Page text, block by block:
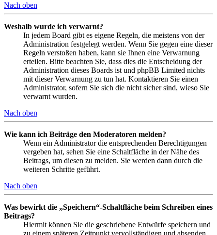
Nach oben
Weshalb wurde ich verwarnt?
In jedem Board gibt es eigene Regeln, die meistens von der
Administration festgelegt werden. Wenn Sie gegen eine dieser
Regeln verstoßen haben, kann sie Ihnen eine Verwarnung
erteilen. Bitte beachten Sie, dass dies die Entscheidung der
Administration dieses Boards ist und phpBB Limited nichts
mit dieser Verwarnung zu tun hat. Kontaktieren Sie einen
Administrator, sofern Sie sich die nicht sicher sind, wieso Sie
verwarnt wurden.
Nach oben
Wie kann ich Beiträge den Moderatoren melden?
Wenn ein Administrator die entsprechenden Berechtigungen
vergeben hat, sehen Sie eine Schaltfläche in der Nähe des
Beitrags, um diesen zu melden. Sie werden dann durch die
weiteren Schritte geführt.
Nach oben
Was bewirkt die „Speichern“-Schaltfläche beim Schreiben eines
Beitrags?
Hiermit können Sie die geschriebene Entwürfe speichern und
zu einem späteren Zeitpunkt vervollständigen und absenden.